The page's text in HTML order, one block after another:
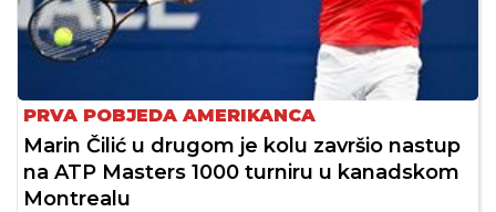
PRVA POBJEDA AMERIKANCA
Marin Čilić u drugom je kolu završio nastup
na ATP Masters 1000 turniru u kanadskom
Montrealu